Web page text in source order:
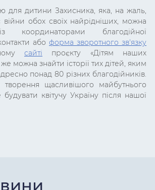
для дитини Захисника, яка, на жаль,
війни обох своїх найрідніших, можна
координаторами благодійної
або форма зворотного зв'язку
сайті проєкту «Дітям наших
можна знайти історії тих дітей, яким
понад 80 різних благодійників.
щасливішого майбутнього
квітучу Україну після нашої